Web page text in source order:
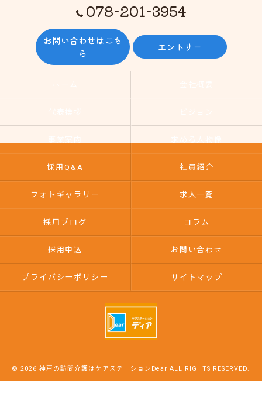
078-201-3954
お問い合わせはこち
ら
エントリー
採用Q&A 社員紹介
フォトギャラリー 求人一覧
採用ブログ コラム
採用申込 お問い合わせ
プライバシーポリシー サイトマップ
© 2026 神戸の訪問介護はケアステーションDear ALL RIGHTS RESERVED.